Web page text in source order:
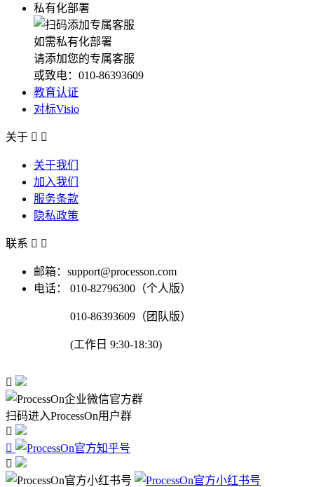
私有化部署
如需私有化部署
请添加您的专属客服
或致电：010-86393609
教育认证
对标Visio
关于  
关于我们
加入我们
服务条款
隐私政策
联系  
邮箱：support@processon.com
电话：
010-82796300（个人版）
010-86393609（团队版）
(工作日 9:30-18:30)

扫码进入ProcessOn用户群


